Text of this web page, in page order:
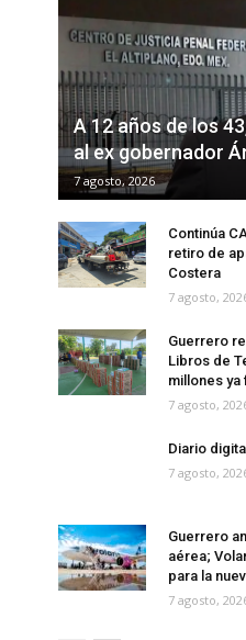
A 12 años de los
al ex gobernador
7 agosto, 2026
Continúa
retiro de
Costera
7 agosto,
Guerrero
Libros de
millones
7 agosto,
Diario
7 agosto,
Guerrero
aérea;
para la
7 agosto,